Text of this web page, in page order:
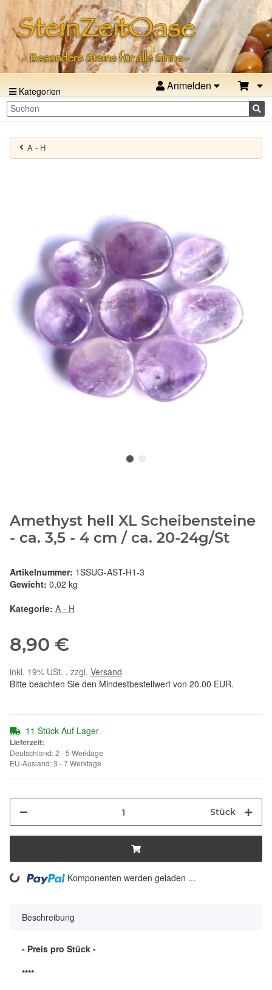
Kategorien Anmelden
A - H
Amethyst hell XL Scheibensteine
- ca. 3,5 - 4 cm / ca. 20-24g/St
Artikelnummer: 1SSUG-AST-H1-3
Gewicht: 0,02 kg
Kategorie: A - H
8,90 €
inkl. 19% USt. , zzgl. Versand
Bitte beachten Sie den Mindestbestellwert von 20.00 EUR.
11 Stück Auf Lager
Lieferzeit:
Deutschland: 2 - 5 Werktage
EU-Ausland: 3 - 7 Werktage
Stück
Komponenten werden geladen ...
Beschreibung
- Preis pro Stück -
****